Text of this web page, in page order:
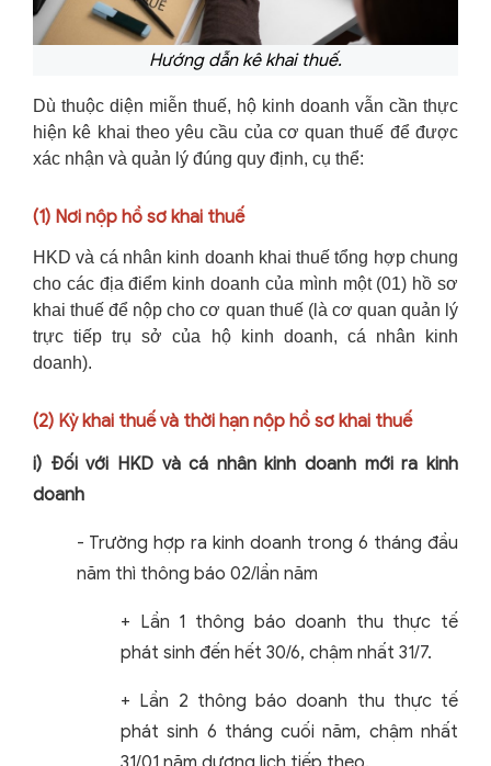
Hướng dẫn kê khai thuế.
Dù thuộc diện miễn thuế, hộ kinh doanh vẫn cần thực
hiện kê khai theo yêu cầu của cơ quan thuế để được
xác nhận và quản lý đúng quy định, cụ thể:
(1) Nơi nộp hồ sơ khai thuế
HKD và cá nhân kinh doanh khai thuế tổng hợp chung
cho các địa điểm kinh doanh của mình một (01) hồ sơ
khai thuế để nộp cho cơ quan thuế (là cơ quan quản lý
trực tiếp trụ sở của hộ kinh doanh, cá nhân kinh
doanh).
(2) Kỳ khai thuế và thời hạn nộp hồ sơ khai thuế
i) Đối với HKD và cá nhân kinh doanh mới ra kinh
doanh
- Trường hợp ra kinh doanh trong 6 tháng đầu
năm thì thông báo 02/lần năm
+ Lần 1 thông báo doanh thu thực tế
phát sinh đến hết 30/6, chậm nhất 31/7.
+ Lần 2 thông báo doanh thu thực tế
phát sinh 6 tháng cuối năm, chậm nhất